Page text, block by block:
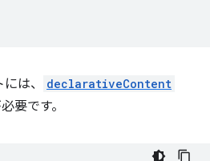
は、 declarativeContent
要です。